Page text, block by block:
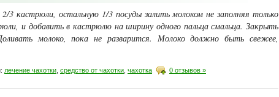
3 кастрюли, остальную 1/3 посуды залить молоком не заполняя только
и добавить в кастрюлю на ширину одного пальца смальца. Закрыть
молоко, пока не разварится. Молоко должно быть свежее,
лечение чахотки средство от чахотки чахотка 0 отзывов »